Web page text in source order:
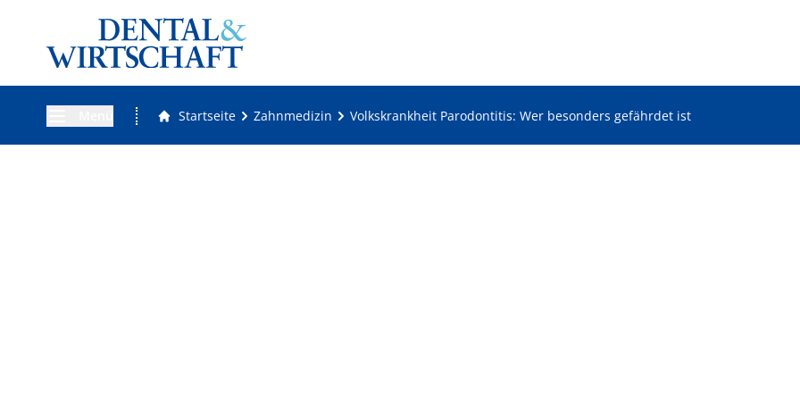
Startseite Zahnmedizin Volkskrankheit Parodontitis: Wer besonders gefährdet ist